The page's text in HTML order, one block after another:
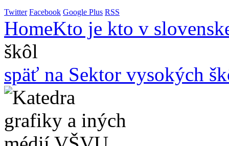
Twitter Facebook Google Plus RSS
HomeKto je kto v
škôl
späť na Sektor vysokých